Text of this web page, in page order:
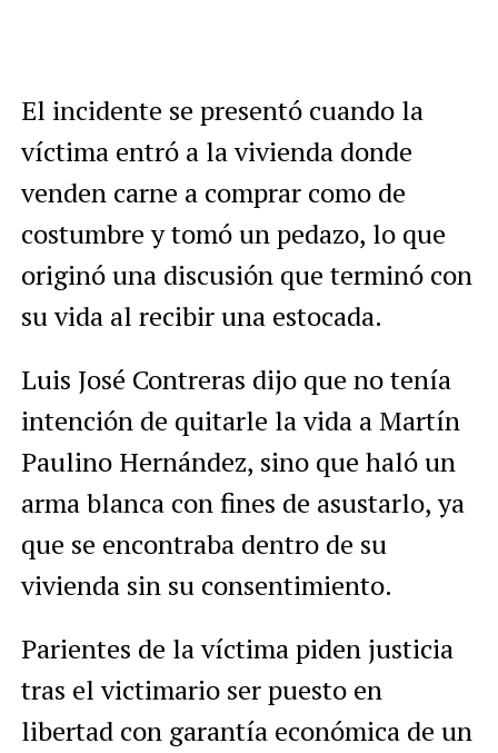
El incidente se presentó cuando la
víctima entró a la vivienda donde
venden carne a comprar como de
costumbre y tomó un pedazo, lo que
originó una discusión que terminó con
su vida al recibir una estocada.
Luis José Contreras dijo que no tenía
intención de quitarle la vida a Martín
Paulino Hernández, sino que haló un
arma blanca con fines de asustarlo, ya
que se encontraba dentro de su
vivienda sin su consentimiento.
Parientes de la víctima piden justicia
tras el victimario ser puesto en
libertad con garantía económica de un